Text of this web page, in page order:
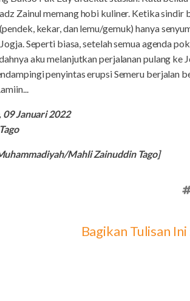
Zainul memang hobi kuliner. Ketika
kekar, dan lemu/gemuk) hanya
Seperti biasa, setelah semua agenda
aku melanjutkan perjalanan pulang
penyintas erupsi Semeru berjalan
09 Januari 2022
Mahli Zainuddin Tago]
Bagikan Tulisan Ini